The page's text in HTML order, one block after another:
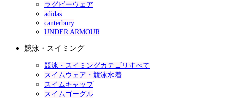
ラグビーウェア
adidas
canterbury
UNDER ARMOUR
競泳・スイミング
競泳・スイミングカテゴリすべて
スイムウェア・競泳水着
スイムキャップ
スイムゴーグル